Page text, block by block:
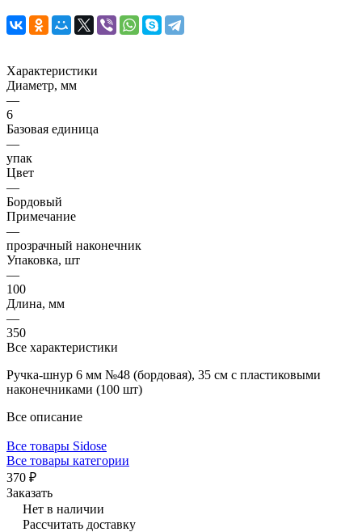
Характеристики
Диаметр, мм
—
6
Базовая единица
—
упак
Цвет
—
Бордовый
Примечание
—
прозрачный наконечник
Упаковка, шт
—
100
Длина, мм
—
350
Все характеристики
Ручка-шнур 6 мм №48 (бордовая), 35 см с пластиковыми
наконечниками (100 шт)
Все описание
Все товары Sidose
Все товары категории
370 ₽
Заказать
Нет в наличии
Рассчитать доставку